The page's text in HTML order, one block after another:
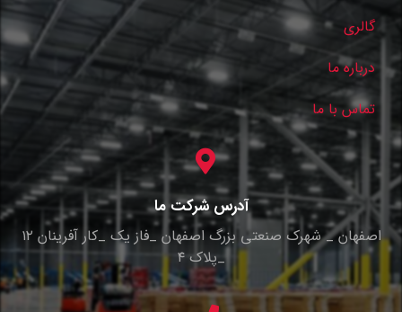
گالری
درباره ما
تماس با ما
آدرس شرکت ما
اصفهان _ شهرک صنعتی بزرگ اصفهان _فاز یک _کار آفرینان ۱۲
_پلاک ۴